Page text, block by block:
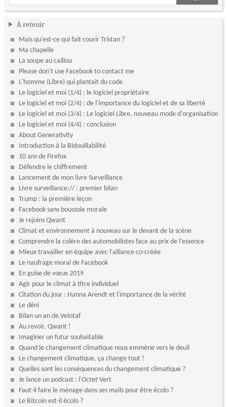
À retenir
Mais qu'est-ce qui fait courir Tristan ?
Ma chapelle
La soupe au caillou
Please don't use Facebook to contact me
L'homme (Libre) qui plantait du code
Le logiciel et moi (1/4) : le logiciel propriétaire
Le logiciel et moi (2/4) : de l'importance du logiciel et de sa liberté
Le logiciel et moi (3/4) : Le logiciel Libre, nouveau mode d'organisation
Le logiciel et moi (4/4) : conclusion
About Generativity
Introduction à la Bidouillabilité
10 ans de Firefox
Défendre le chiffrement
Lancement de mon livre Surveillance
Livre surveillance:// : premier bilan
Trump : la première leçon
Facebook sans boussole morale
Je rejoins Qwant
Climat et environnement à nouveau sur le devant de la scène
Comprendre la colère des automobilistes face au prix de l'essence
Mieux travailler en équipe avec l'alliance co-créée
Le naufrage moral de Facebook
En guise de vœux 2019
Agir pour le climat à titre individuel
Citation du jour : Hanna Arendt et l'importance de la vérité
Le déni
Bilan un an de Velotaf
Au revoir, Qwant !
Imaginer un futur souhaitable
Quand le changement climatique nous emmène vers le deuil
Le changement climatique, ça change tout !
Quelles sont les conséquences du changement climatique ?
Je lance un podcast : l'Octet Vert
Faut-il faire le ménage dans ses mails pour être écolo ?
Le Bitcoin est-il écolo ?